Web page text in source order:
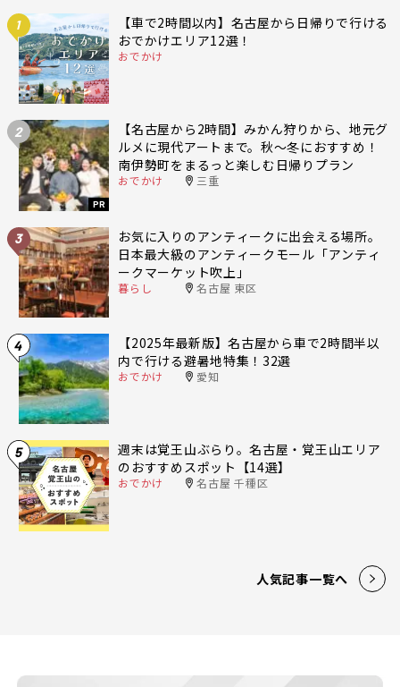
1
【車で2時間以内】名古屋から日帰りで行ける
おでかけエリア12選！
おでかけ
2
PR
【名古屋から2時間】みかん狩りから、地元グ
ルメに現代アートまで。秋〜冬におすすめ！
南伊勢町をまるっと楽しむ日帰りプラン
おでかけ 三重
3
お気に入りのアンティークに出会える場所。
日本最大級のアンティークモール「アンティ
ークマーケット吹上」
暮らし 名古屋 東区
4
【2025年最新版】名古屋から車で2時間半以
内で行ける避暑地特集！32選
おでかけ 愛知
5
週末は覚王山ぶらり。名古屋・覚王山エリア
のおすすめスポット【14選】
おでかけ 名古屋 千種区
人気記事一覧へ